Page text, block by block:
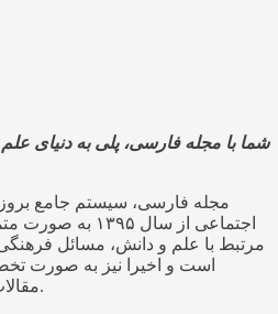
شما با مجله فارسی، پلی به دنیای
مجله فارسی، سیستم جامع
اجتماعی از سال
مرتبط با علم و دانش، مسائل فرهنگی
است و اخیرا نیز به صورت
مقالات این حوزه‌ها فعالیت می کند.